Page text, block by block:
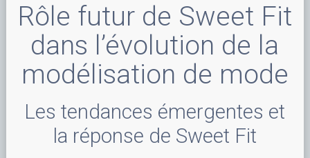
Rôle futur de Sweet Fit
dans l’évolution de la
modélisation de mode
Les tendances émergentes et
la réponse de Sweet Fit